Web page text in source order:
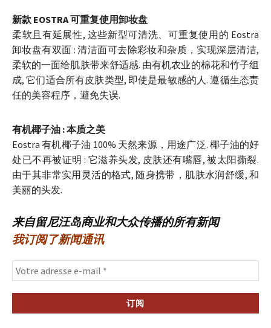
新款 EOSTRA 可重复使用卸妆盘
柔软且有延展性, 这些新型可清洗、可重复使用的 Eostra
卸妆盘有双面 : 清洁面可去除彩妆和杂质，实现深层清洁,
柔软的一面给肌肤带来舒适感. 由有机农业的棉花和竹子组
成, 它们适合所有皮肤类型, 即使是最敏感的人. 遵循生态责
任的美容程序，避免失误.
有机椰子油 : 本质之美
Eostra 有机椰子油 100% 天然来源，用途广泛. 椰子油的好
处已不再被证明 : 它滋养头发, 皮肤还有嘴唇, 被太阳撕裂.
由于其非常实用灵活的格式, 随身携带，肌肤水润舒缓, 和
美丽的头发.
来自留尼汪岛商业和大众传播的所有新闻
我订阅了新闻通讯